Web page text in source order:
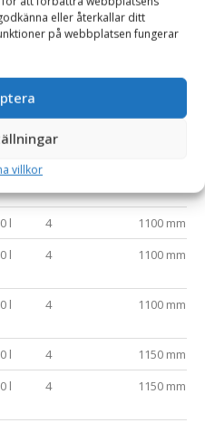
eller återkallar ditt
på webbplatsen fungerar
villkor
l 4 1000 mm
l
l 4 1050 mm
l
l 4
1100 mm
l 4 1100 mm
l 4 1100 mm
l 4
1150 mm
l 4 1150 mm